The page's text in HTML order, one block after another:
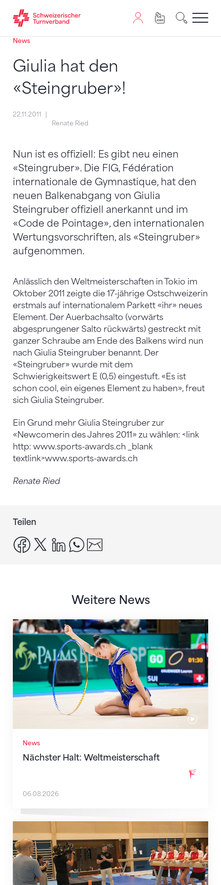
Zum Inhalt springen
Zur Sitemap navigieren
Zum Navigieren dieser Seite wird JavaScript benötigt.
News
Giulia hat den
«Steingruber»!
22.11.2011
Renate Ried
Nun ist es offiziell: Es gibt neu einen
«Steingruber». Die FIG, Fédération
internationale de Gymnastique, hat den
neuen Balkenabgang von Giulia
Steingruber offiziell anerkannt und im
«Code de Pointage», den internationalen
Wertungsvorschriften, als «Steingruber»
aufgenommen.
Anlässlich den Weltmeisterschaften in Tokio im
Oktober 2011 zeigte die 17-jährige Ostschweizerin
erstmals auf internationalem Parkett «ihr» neues
Element. Der Auerbachsalto (vorwärts
abgesprungener Salto rückwärts) gestreckt mit
ganzer Schraube am Ende des Balkens wird nun
nach Giulia Steingruber benannt. Der
«Steingruber» wurde mit dem
Schwierigkeitswert E (0,5) eingestuft. «Es ist
schon cool, ein eigenes Element zu haben», freut
sich Giulia Steingruber.
Ein Grund mehr Giulia Steingruber zur
«Newcomerin des Jahres 2011» zu wählen: <link
http: www.sports-awards.ch _blank
textlink>www.sports-awards.ch
Renate Ried
Teilen
facebook
x linkedinwhatsapp
Weitere News
News
Nächster Halt: Weltmeisterschaft
Nächster Halt: Weltmeisterschaft
06.08.2026
Mit klaren Zielen nach Zagreb